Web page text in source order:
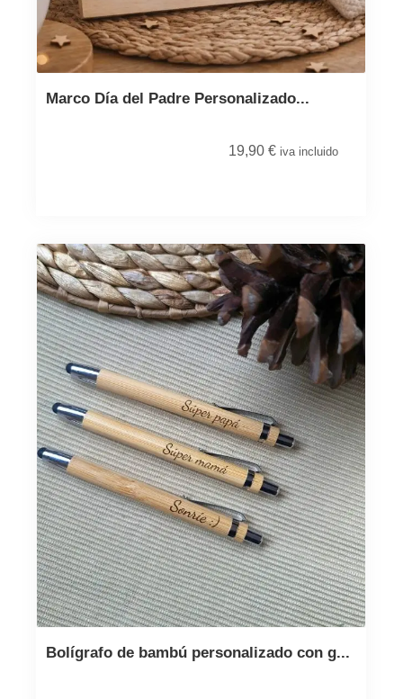
Marco Día del Padre Personalizado...
19,90 € iva incluido
Bolígrafo de bambú personalizado con g...